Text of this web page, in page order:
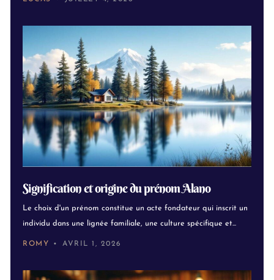
Signification et origine du prénom Alano
Le choix d'un prénom constitue un acte fondateur qui inscrit un
individu dans une lignée familiale, une culture spécifique et...
ROMY AVRIL 1, 2026